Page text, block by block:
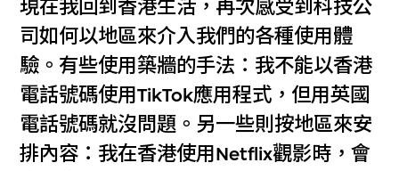
現在我回到香港生活，再次感受到科技公
司如何以地區來介入我們的各種使用體
驗。有些使用築牆的手法：我不能以香港
電話號碼使用TikTok應用程式，但用英國
電話號碼就沒問題。另一些則按地區來安
排內容：我在香港使用Netflix觀影時，會